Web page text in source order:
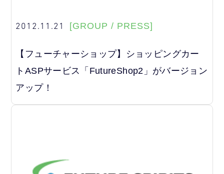
2012.11.21 [GROUP / PRESS]
【フューチャーショップ】ショッピングカー
トASPサービス「FutureShop2」がバージョン
アップ！